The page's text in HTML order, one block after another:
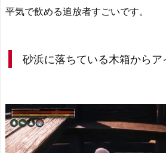
平気で飲める追放者すごいです。
砂浜に落ちている木箱からア